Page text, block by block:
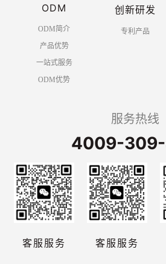
ODM
ODM简介
产品优势
一站式服务
ODM优势
创新研发
专利产品
服务热线
4009-
客服服务 客服服务